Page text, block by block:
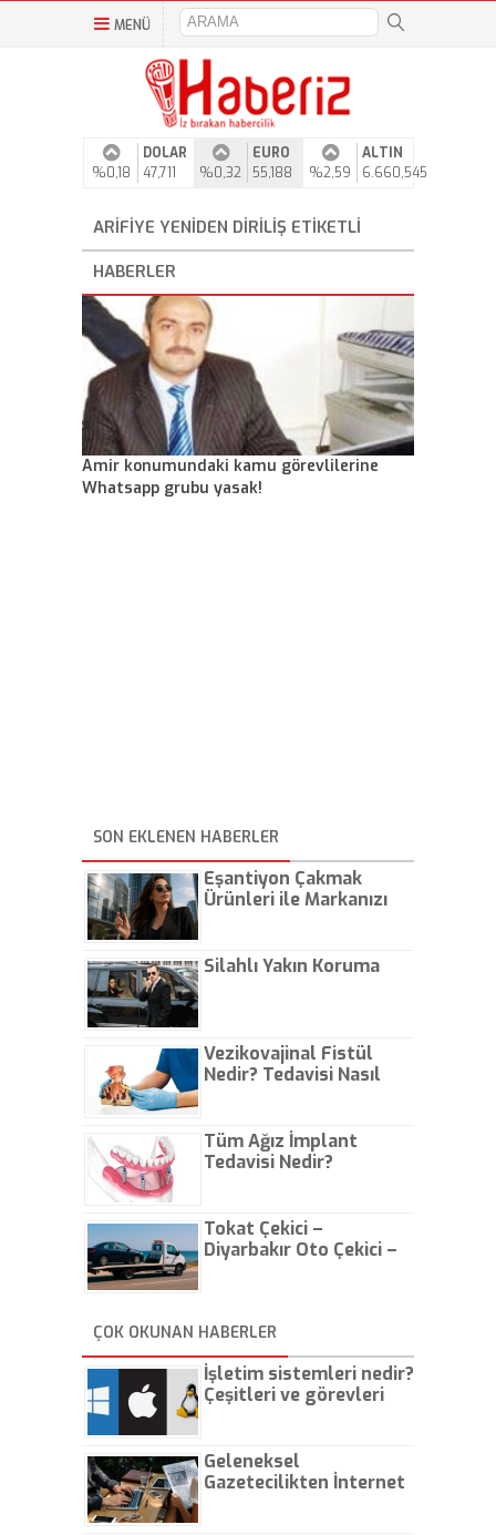
MENÜ
%0,18
DOLAR
47,711
%0,32
EURO
55,188
%2,59
ALTIN
6.660,545
ARIFIYE YENIDEN DIRILIŞ ETIKETLI
HABERLER
Amir konumundaki kamu görevlilerine
Whatsapp grubu yasak!
SON EKLENEN HABERLER
Eşantiyon Çakmak
Ürünleri ile Markanızı
Silahlı Yakın Koruma
Vezikovajinal Fistül
Nedir? Tedavisi Nasıl
Tüm Ağız İmplant
Tedavisi Nedir?
Tokat Çekici –
Diyarbakır Oto Çekici –
ÇOK OKUNAN HABERLER
İşletim sistemleri nedir?
Çeşitleri ve görevleri
Geleneksel
Gazetecilikten İnternet